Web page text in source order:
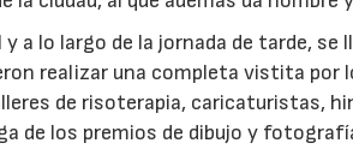
a lo largo de la jornada de tarde,
realizar una completa vistita por
de risoterapia, caricaturistas,
de los premios de dibujo y